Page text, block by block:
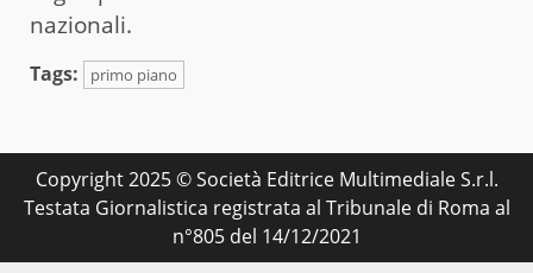
nazionali.
Tags: primo piano
Copyright 2025 © Società Editrice Multimediale S.r.l.
Testata Giornalistica registrata al Tribunale di Roma al
n°805 del 14/12/2021